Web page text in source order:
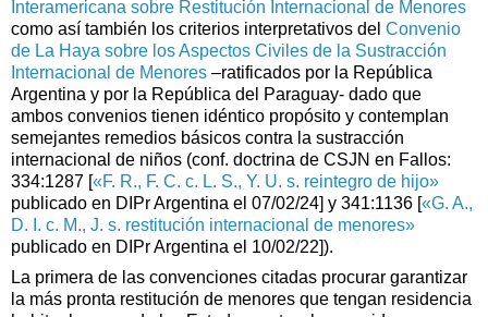
Interamericana sobre Restitución Internacional de Menores
como así también los criterios interpretativos del Convenio
de La Haya sobre los Aspectos Civiles de la Sustracción
Internacional de Menores –ratificados por la República
Argentina y por la República del Paraguay- dado que
ambos convenios tienen idéntico propósito y contemplan
semejantes remedios básicos contra la sustracción
internacional de niños (conf. doctrina de CSJN en Fallos:
334:1287 [«F. R., F. C. c. L. S., Y. U. s. reintegro de hijo»
publicado en DIPr Argentina el 07/02/24] y 341:1136 [«G. A.,
D. I. c. M., J. s. restitución internacional de menores»
publicado en DIPr Argentina el 10/02/22]).
La primera de las convenciones citadas procurar garantizar
la más pronta restitución de menores que tengan residencia